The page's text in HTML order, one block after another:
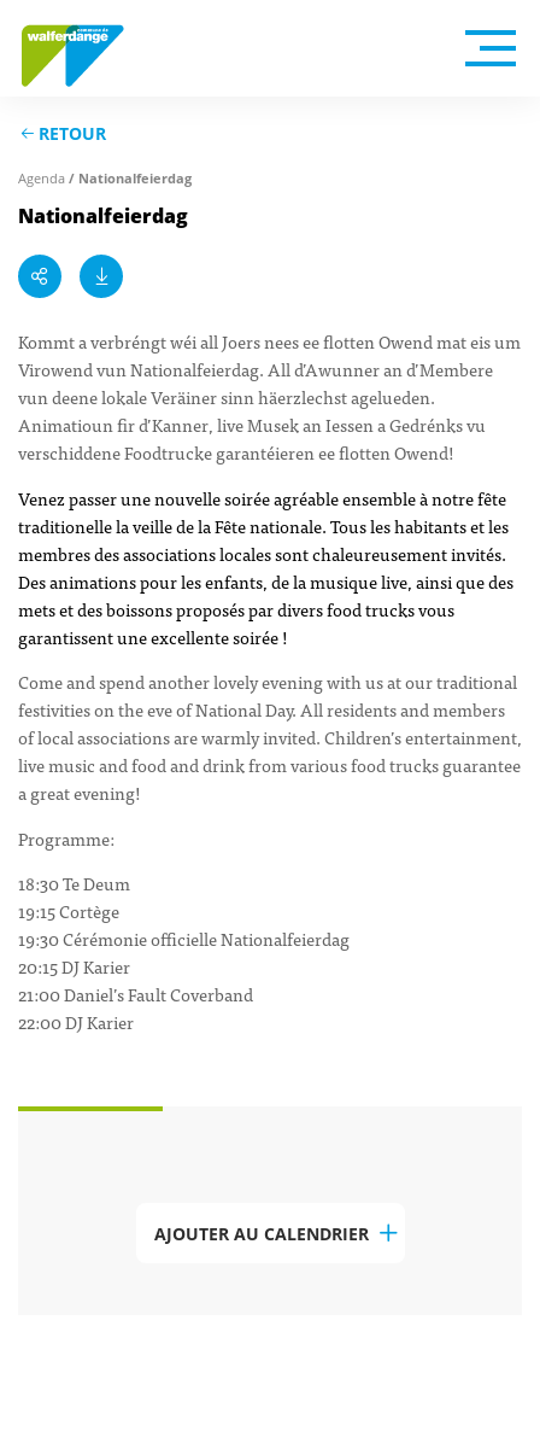
RETOUR
Agenda / Nationalfeierdag
Nationalfeierdag
Kommt a verbréngt wéi all Joers nees ee flotten Owend mat eis um
Virowend vun Nationalfeierdag. All d’Awunner an d’Membere
vun deene lokale Veräiner sinn häerzlechst agelueden.
Animatioun fir d’Kanner, live Musek an Iessen a Gedrénks vu
verschiddene Foodtrucke garantéieren ee flotten Owend!
Venez passer une nouvelle soirée agréable ensemble à notre fête
traditionelle la veille de la Fête nationale. Tous les habitants et les
membres des associations locales sont chaleureusement invités.
Des animations pour les enfants, de la musique live, ainsi que des
mets et des boissons proposés par divers food trucks vous
garantissent une excellente soirée !
Come and spend another lovely evening with us at our traditional
festivities on the eve of National Day. All residents and members
of local associations are warmly invited. Children’s entertainment,
live music and food and drink from various food trucks guarantee
a great evening!
Programme:
18:30 Te Deum
19:15 Cortège
19:30 Cérémonie officielle Nationalfeierdag
20:15 DJ Karier
21:00 Daniel’s Fault Coverband
22:00 DJ Karier
AJOUTER AU CALENDRIER